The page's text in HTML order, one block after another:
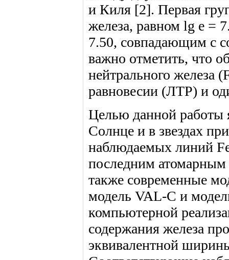
и Киля [2]. Первая
железа, равном lg e =
7.50, совпадающим с
важно отметить, что
нейтрального железа
равновесии (ЛТР) и
Целью данной работы
Солнце и в звездах
наблюдаемых линий
последним атомарным
также современные
модель VAL-C и
компьютерной
содержания железа
эквивалентной